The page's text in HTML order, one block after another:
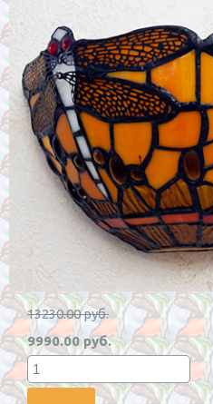
13230.00 руб.
9990.00 руб.